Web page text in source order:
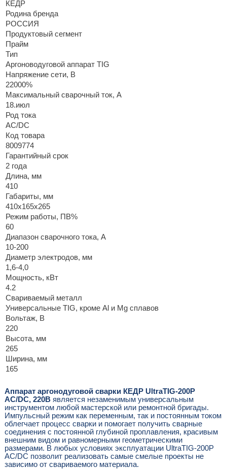
КЕДР
Родина бренда
РОССИЯ
Продуктовый сегмент
Прайм
Тип
Аргоноводуговой аппарат TIG
Напряжение сети, В
22000%
Максимальный сварочный ток, А
18.июл
Род тока
AC/DC
Код товара
8009774
Гарантийный срок
2 года
Длина, мм
410
Габариты, мм
410x165x265
Режим работы, ПВ%
60
Диапазон сварочного тока, А
10-200
Диаметр электродов, мм
1,6-4,0
Мощность, кВт
4.2
Свариваемый металл
Универсальные TIG, кроме Al и Mg сплавов
Вольтаж, В
220
Высота, мм
265
Ширина, мм
165
Аппарат аргонодуговой сварки КЕДР UltraTIG-200P
AC/DC, 220Вявляется незаменимым универсальным
инструментом любой мастерской или ремонтной бригады.
Импульсный режим как переменным, так и постоянным током
облегчает процесс сварки и помогает получить сварные
соединения с постоянной глубиной проплавления, красивым
внешним видом и равномерными геометрическими
размерами. В любых условиях эксплуатации UltraTIG-200P
AC/DC позволит реализовать самые смелые проекты не
зависимо от свариваемого материала.